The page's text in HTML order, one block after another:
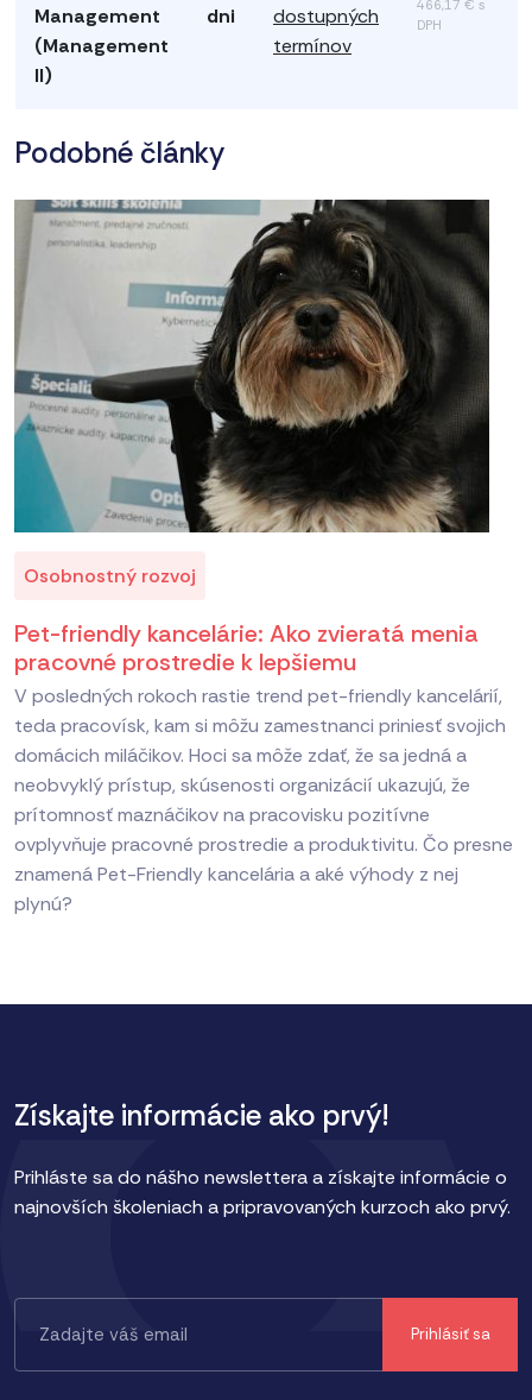
Management
(Management
II)
dni
dostupných
termínov
466,17 € s
DPH
Podobné články
Osobnostný rozvoj
Pet-friendly kancelárie: Ako zvieratá menia
pracovné prostredie k lepšiemu
V posledných rokoch rastie trend pet-friendly kancelárií,
teda pracovísk, kam si môžu zamestnanci priniesť svojich
domácich miláčikov. Hoci sa môže zdať, že sa jedná a
neobvyklý prístup, skúsenosti organizácií ukazujú, že
prítomnosť maznáčikov na pracovisku pozitívne
ovplyvňuje pracovné prostredie a produktivitu. Čo presne
znamená Pet-Friendly kancelária a aké výhody z nej
plynú?
Získajte informácie ako prvý!
Prihláste sa do nášho newslettera a získajte informácie o
najnovších školeniach a pripravovaných kurzoch ako prvý.